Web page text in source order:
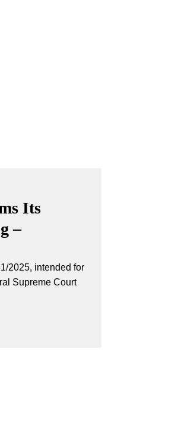
Its
–
2025, intended for
Supreme Court